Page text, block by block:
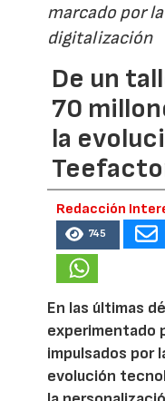
marcado por
digitalización
De un
70
la
Redacción
745
En las últimas
experimentado
impulsados por
evolución